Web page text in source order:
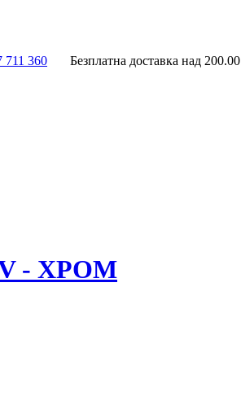
711 360 Безплатна доставка над 200.00
- ХРОМ